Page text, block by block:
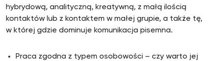
hybrydową, analityczną, kreatywną, z małą ilością
kontaktów lub z kontaktem w małej grupie, a także tę,
w której gdzie dominuje komunikacja pisemna.
Praca zgodna z typem osobowości – czy warto jej